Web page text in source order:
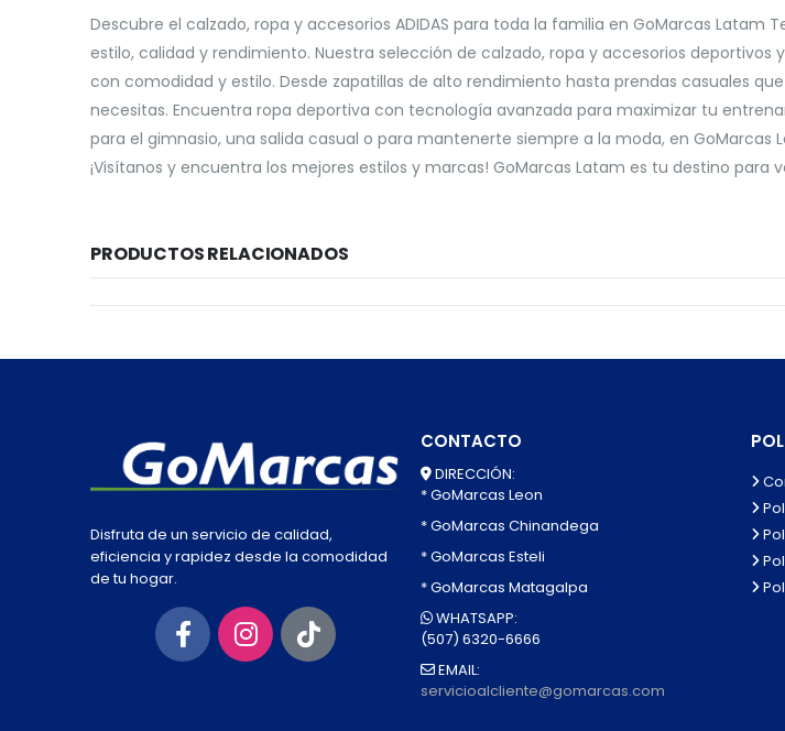
Descubre el calzado, ropa y accesorios ADIDAS para toda la familia en GoMarcas
estilo, calidad y rendimiento. Nuestra selección de calzado, ropa y accesorios
con comodidad y estilo. Desde zapatillas de alto rendimiento hasta prendas casuales
necesitas. Encuentra ropa deportiva con tecnología avanzada para maximizar tu
para el gimnasio, una salida casual o para mantenerte siempre a la moda, en
¡Visítanos y encuentra los mejores estilos y marcas! GoMarcas Latam es tu destino para
PRODUCTOS RELACIONADOS
Disfruta de un servicio de calidad,
eficiencia y rapidez desde la comodidad
de tu hogar.
CONTACTO
DIRECCIÓN:
* GoMarcas Leon
* GoMarcas Chinandega
* GoMarcas Esteli
* GoMarcas Matagalpa
WHATSAPP:
(507) 6320-6666
EMAIL:
servicioalcliente@gomarcas.com